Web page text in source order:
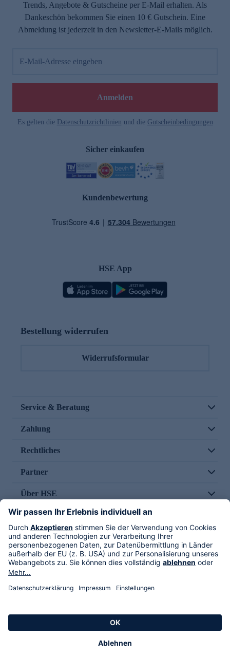
Trends, Angebote & Gutscheine per E-Mail erhalten. Als
Dankeschön bekommen Sie einen 10 € Gutschein. Eine
Abmeldung ist jederzeit in den Newsletter-E-Mails möglich.
E-Mail-Adresse eingeben
Anmelden
Es gelten die Datenschutzrichtlinien und die Gutscheinbedingungen
Sicher einkaufen
Kundenbewertung
HSE App
Bestellung widerrufen
Widerrufsformular
Service & Beratung
Zahlung
Rechtliches
Partner
Über HSE
Im TV
HSE International